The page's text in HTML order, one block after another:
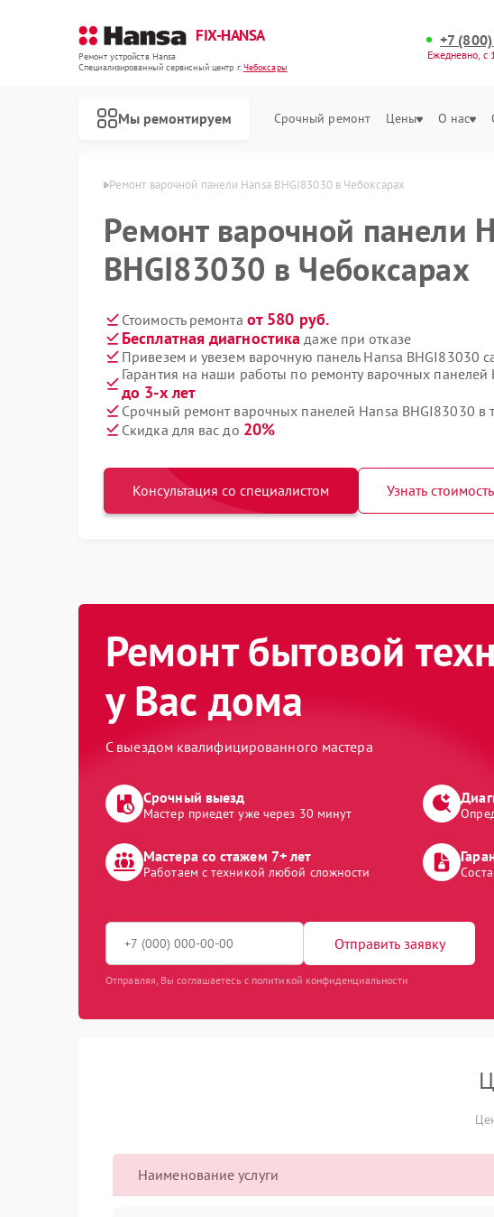
FIX-HANSA
Ремонт устройств Hansa
Специализированный cервисный центр г.Чебоксары
+7
Ежедневно,
Мы ремонтируем Срочный ремонт Цены О нас
Ремонт варочной панели Hansa BHGI83030 в Чебоксарах
Ремонт варочной панели
BHGI83030 в Чебоксарах
Стоимость ремонта от 580 руб.
Бесплатная диагностика даже при отказе
Привезем и увезем варочную панель Hansa BHGI83030
Гарантия на наши работы по ремонту варочных панелей
до 3-х лет
Срочный ремонт варочных панелей Hansa BHGI83030 в
Скидка для вас до 20%
Консультация со специалистом Узнать
Ремонт бытовой
у Вас дома
С выездом квалифицированного мастера
Срочный выезд
Мастер приедет уже через 30 минут
Мастера со стажем 7+ лет
Работаем с техникой любой сложности
Отправить заявку
Отправляя, Вы соглашаетесь с политикой конфиденциальности
Наименование услуги